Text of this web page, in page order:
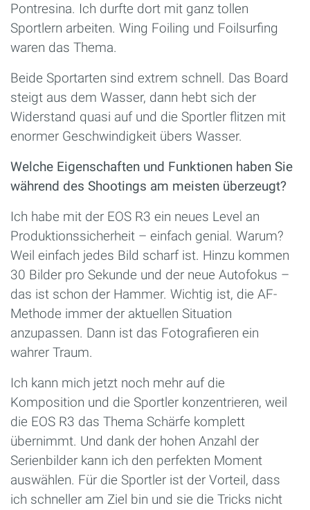
Pontresina. Ich durfte dort mit ganz tollen
Sportlern arbeiten. Wing Foiling und Foilsurfing
waren das Thema.
Beide Sportarten sind extrem schnell. Das Board
steigt aus dem Wasser, dann hebt sich der
Widerstand quasi auf und die Sportler flitzen mit
enormer Geschwindigkeit übers Wasser.
Welche Eigenschaften und Funktionen haben Sie
während des Shootings am meisten überzeugt?
Ich habe mit der EOS R3 ein neues Level an
Produktionssicherheit – einfach genial. Warum?
Weil einfach jedes Bild scharf ist. Hinzu kommen
30 Bilder pro Sekunde und der neue Autofokus –
das ist schon der Hammer. Wichtig ist, die AF-
Methode immer der aktuellen Situation
anzupassen. Dann ist das Fotografieren ein
wahrer Traum.
Ich kann mich jetzt noch mehr auf die
Komposition und die Sportler konzentrieren, weil
die EOS R3 das Thema Schärfe komplett
übernimmt. Und dank der hohen Anzahl der
Serienbilder kann ich den perfekten Moment
auswählen. Für die Sportler ist der Vorteil, dass
ich schneller am Ziel bin und sie die Tricks nicht